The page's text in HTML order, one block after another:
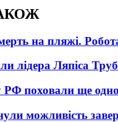
на пляжі.
лідера Ляпіса
РФ поховали ще
можливість